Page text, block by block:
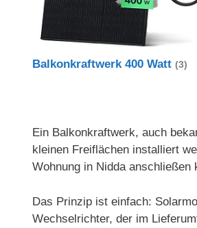
Balkonkraftwerk 400 Watt (3)
Ein Balkonkraftwerk, auch
kleinen Freiflächen installiert
Wohnung in Nidda anschließen
Das Prinzip ist einfach:
Wechselrichter, der im